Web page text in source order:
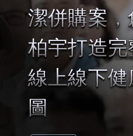
潔併購案
柏宇打造
線上線下
圖